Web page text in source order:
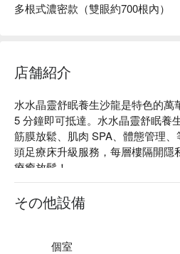
多根式濃密款（雙眼約700根內）
店舗紹介
水水晶靈舒眠養生沙龍是特色的萬
5 分鐘即可抵達。水水晶靈舒眠養
筋膜放鬆、肌肉 SPA、體態管理
頭足療床升級服務，每層樓隔開隱
療癒放鬆！
水水晶靈舒眠養生沙龍評價：
水水晶靈舒眠養生沙龍師傅手法專
緩，給您良好體驗。
水水晶靈舒眠養生沙龍預約、水水
その他設備
個室